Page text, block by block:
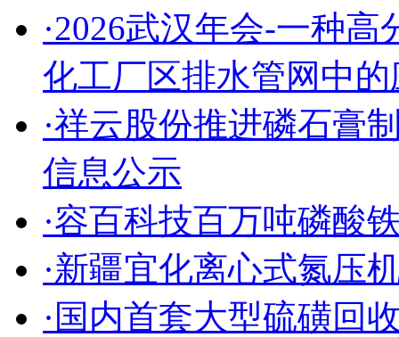
·2026武汉年会-一种
化工厂区排水管网中
·祥云股份推进磷石膏
信息公示
·容百科技百万吨磷酸
·新疆宜化离心式氮压
·国内首套大型硫磺回